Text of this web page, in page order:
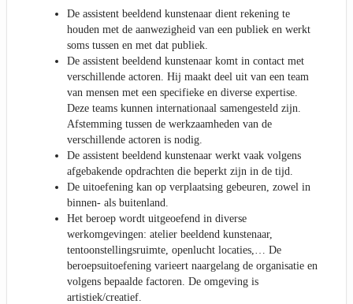
De assistent beeldend kunstenaar dient rekening te
houden met de aanwezigheid van een publiek en werkt
soms tussen en met dat publiek.
De assistent beeldend kunstenaar komt in contact met
verschillende actoren. Hij maakt deel uit van een team
van mensen met een specifieke en diverse expertise.
Deze teams kunnen internationaal samengesteld zijn.
Afstemming tussen de werkzaamheden van de
verschillende actoren is nodig.
De assistent beeldend kunstenaar werkt vaak volgens
afgebakende opdrachten die beperkt zijn in de tijd.
De uitoefening kan op verplaatsing gebeuren, zowel in
binnen- als buitenland.
Het beroep wordt uitgeoefend in diverse
werkomgevingen: atelier beeldend kunstenaar,
tentoonstellingsruimte, openlucht locaties,… De
beroepsuitoefening varieert naargelang de organisatie en
volgens bepaalde factoren. De omgeving is
artistiek/creatief.